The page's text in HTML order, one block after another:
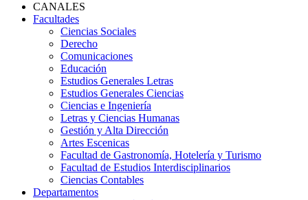
CANALES
Facultades
Ciencias Sociales
Derecho
Comunicaciones
Educación
Estudios Generales Letras
Estudios Generales Ciencias
Ciencias e Ingeniería
Letras y Ciencias Humanas
Gestión y Alta Dirección
Artes Escenicas
Facultad de Gastronomía, Hotelería y Turismo
Facultad de Estudios Interdisciplinarios
Ciencias Contables
Departamentos